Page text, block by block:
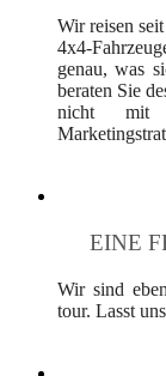
Wir reisen
4x4-
genau, was
beraten Sie
nicht mit
EINE
Wir sind
tour. Lasst